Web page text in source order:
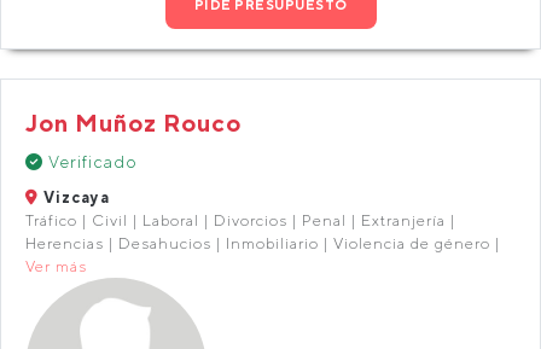
PIDE PRESUPUESTO
Jon Muñoz Rouco
Verificado
Vizcaya
Tráfico | Civil | Laboral | Divorcios | Penal | Extranjería |
Herencias | Desahucios | Inmobiliario | Violencia de género |
Ver más